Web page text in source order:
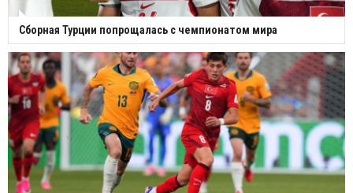
Сборная Турции попрощалась с чемпионатом мира